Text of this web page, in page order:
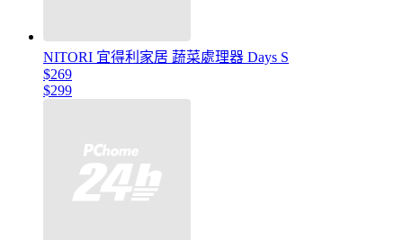
NITORI 宜得利家居 蔬菜處理器 Days S
$269
$299